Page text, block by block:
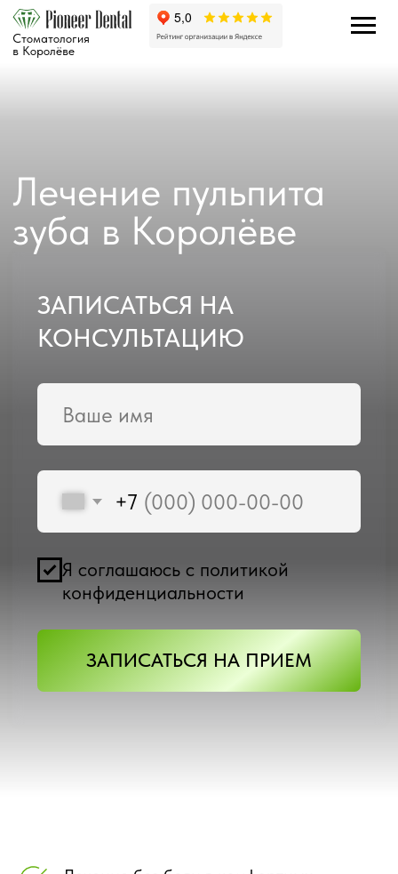
Стоматология
в Королёве
ЗАПИСАТЬСЯ НА
КОНСУЛЬТАЦИЮ
Я соглашаюсь с политикой
конфиденциальности
ЗАПИСАТЬСЯ НА ПРИЕМ